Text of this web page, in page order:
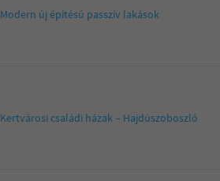
Modern új építésú passzív lakások
Kertvárosi családi házak – Hajdúszoboszló